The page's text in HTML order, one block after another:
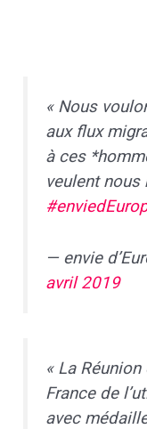
« Nous
aux flux
à ces
veulent nous
— envie
avril 2019
« La
France de
avec